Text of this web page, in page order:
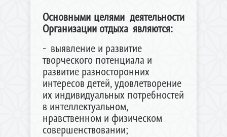
Основными целями деятельности
Организации отдыха являются:
- выявление и развитие
творческого потенциала и
развитие разносторонних
интересов детей, удовлетворение
их индивидуальных потребностей
в интеллектуальном,
нравственном и физическом
совершенствовании;